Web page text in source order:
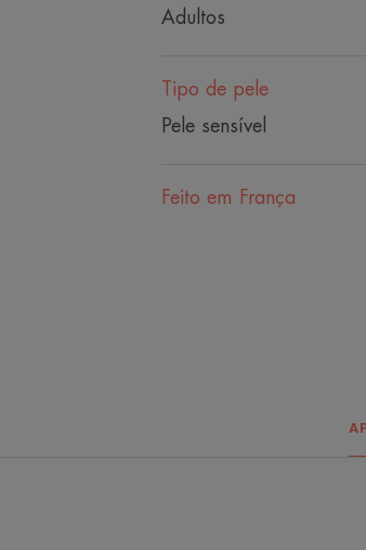
Adultos
Tipo de pele
Pele sensível
Feito em França